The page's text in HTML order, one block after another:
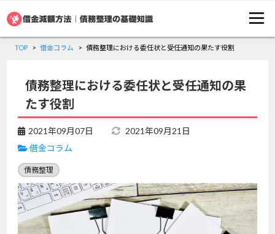
TOP 借金コラム 債務整理における委任状と受任通知の果たす役割
債務整理における委任状と受任通知の果
たす役割
2021年09月07日
2021年09月21日
借金コラム
債務整理